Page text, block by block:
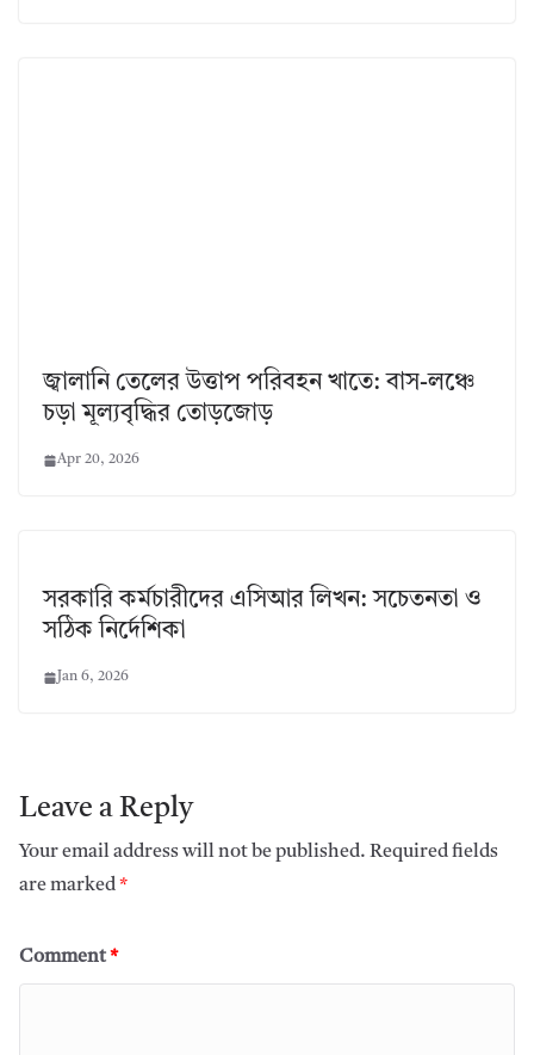
জ্বালানি তেলের উত্তাপ পরিবহন খাতে: বাস-লঞ্চে
চড়া মূল্যবৃদ্ধির তোড়জোড়
Apr 20, 2026
সরকারি কর্মচারীদের এসিআর লিখন: সচেতনতা ও
সঠিক নির্দেশিকা
Jan 6, 2026
Leave a Reply
Your email address will not be published. Required fields
are marked*
Comment*